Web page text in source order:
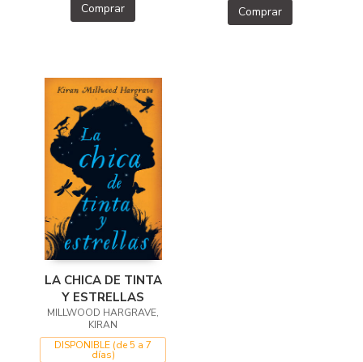
Comprar Comprar
LA CHICA DE TINTA
Y ESTRELLAS
MILLWOOD HARGRAVE,
KIRAN
DISPONIBLE (de 5 a 7
días)